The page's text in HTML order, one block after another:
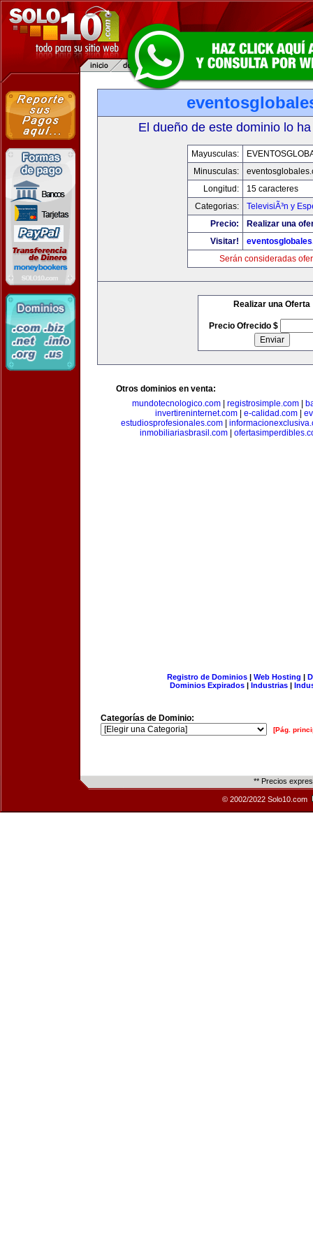
El dueño de este dominio lo
Mayusculas:
Minusculas:
Longitud:
15 caracteres
Categorias:
TelevisiÃ³n y
Precio:
Realizar una
Visitar!
Serán consideradas
Realizar una Oferta
Precio Ofrecido $
Otros dominios en venta:
mundotecnologico.com| registrosimple.com|
invertireninternet.com| e-calidad.com|
estudiosprofesionales.com|
inmobiliariasbrasil.com
Registro de Dominios| Web Hosting |
Dominios Expirados | Industrias |
Categorías de Dominio:
[Pág.
** Precios
© 2002/2022 Solo10.com